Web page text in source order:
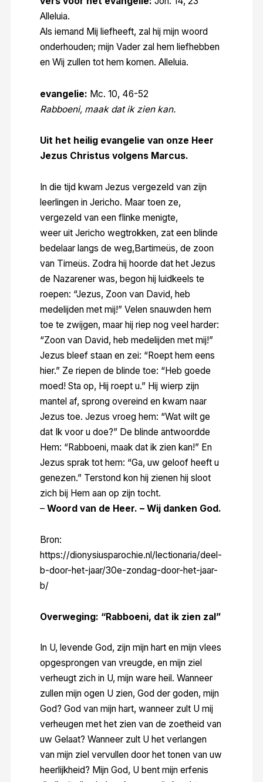
Alleluia.
Als iemand Mij liefheeft, zal hij mijn woord
onderhouden; mijn Vader zal hem liefhebben
en Wij zullen tot hem komen. Alleluia.
evangelie: Mc. 10, 46-52
Rabboeni, maak dat ik zien kan.
Uit het heilig evangelie van onze Heer
Jezus Christus volgens Marcus.
In die tijd kwam Jezus vergezeld van zijn
leerlingen in Jericho. Maar toen ze,
vergezeld van een flinke menigte,
weer uit Jericho wegtrokken, zat een blinde
bedelaar langs de weg,Bartimeüs, de zoon
van Timeüs. Zodra hij hoorde dat het Jezus
de Nazarener was, begon hij luidkeels te
roepen: “Jezus, Zoon van David, heb
medelijden met mij!” Velen snauwden hem
toe te zwijgen, maar hij riep nog veel harder:
“Zoon van David, heb medelijden met mij!”
Jezus bleef staan en zei: “Roept hem eens
hier.” Ze riepen de blinde toe: “Heb goede
moed! Sta op, Hij roept u.” Hij wierp zijn
mantel af, sprong overeind en kwam naar
Jezus toe. Jezus vroeg hem: “Wat wilt ge
dat Ik voor u doe?” De blinde antwoordde
Hem: “Rabboeni, maak dat ik zien kan!” En
Jezus sprak tot hem: “Ga, uw geloof heeft u
genezen.” Terstond kon hij zienen hij sloot
zich bij Hem aan op zijn tocht.
–Woord van de Heer. – Wij danken God.
Bron:
https://dionysiusparochie.nl/lectionaria/deel-
b-door-het-jaar/30e-zondag-door-het-jaar-
b/
Overweging: “Rabboeni, dat ik zien zal”
In U, levende God, zijn mijn hart en mijn vlees
opgesprongen van vreugde, en mijn ziel
verheugt zich in U, mijn ware heil. Wanneer
zullen mijn ogen U zien, God der goden, mijn
God? God van mijn hart, wanneer zult U mij
verheugen met het zien van de zoetheid van
uw Gelaat? Wanneer zult U het verlangen
van mijn ziel vervullen door het tonen van uw
heerlijkheid? Mijn God, U bent mijn erfenis